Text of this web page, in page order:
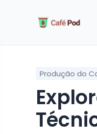
Produção do
Explorando Novos Horizontes com Café: